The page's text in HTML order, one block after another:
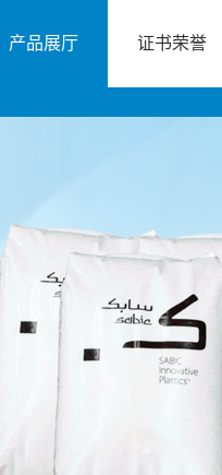
产品展厅 证书荣誉